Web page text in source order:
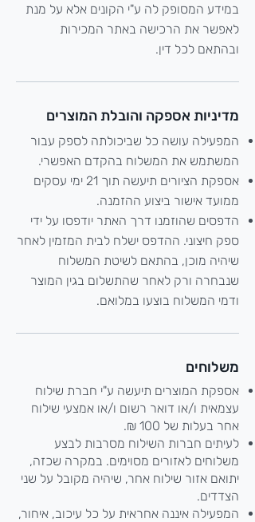
במידע המסופק לה ע"י הקונים אלא על מנת
לאפשר את הרכישה באתר המכירות
ובהתאם לכל דין.
מדיניות אספקה והובלת המוצרים
המפעילה עושה כל שביכולתה לספק עבור
המשתמש את המשלוח בהקדם האפשרי.
אספקת הציורים תיעשה תוך 21 ימי עסקים
ממועד אישור ביצוע ההזמנה.
הדפסים שהוזמנו דרך האתר יודפסו על ידי
ספק חיצוני. ההדפס ישלח לבית המזמין לאחר
שיהיה מוכן, בהתאם לשיטת המשלוח
שנבחרה ורק לאחר שהתשלום בגין המוצר
ודמי המשלוח בוצעו במלואם.
משלוחים
אספקת המוצרים תיעשה ע"י חברת שילוח
עצמאית ו/או דואר רשום ו/או אמצעי שילוח
אחר בעלות של 100 ₪.
לעיתים חברות השילוח מסרבות לבצע
משלוחים לאזורים מסוימים. במקרה שכזה,
יתואם אזור שילוח אחר, שיהיה מקובל על שני
הצדדים.
המפעילה איננה אחראית על כל עיכוב, איחור,